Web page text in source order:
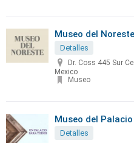
Museo del Noreste
Detalles
Dr. Coss 445 Sur
Mexico
Museo
Museo del Palacio
Detalles